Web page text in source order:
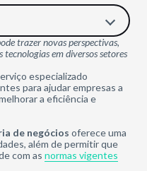
trazer novas perspectivas,
em diversos setores
especializado
para ajudar empresas a
a eficiência e
de negócios oferece uma
além de permitir que
com as normas vigentes